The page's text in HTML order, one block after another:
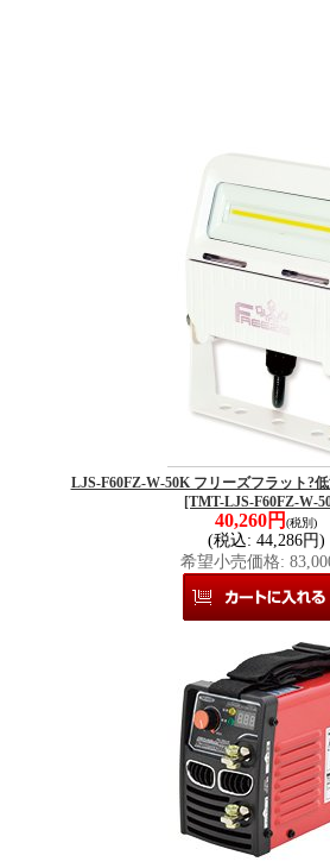
LJS-F60FZ-W-50K フリーズフラット?
[TMT-LJS-F60FZ-W-
40,260円 (税別)
(税込: 44,286円)
希望小売価格: